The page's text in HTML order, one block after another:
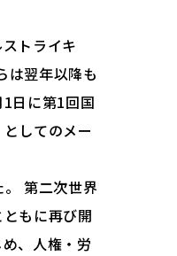
トライキ
は翌年以降も
日に第1回国
してのメー
第二次世界
もに再び開
、人権・労